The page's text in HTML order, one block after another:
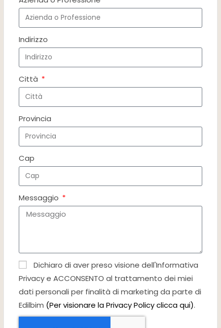
Indirizzo
Città
Provincia
Cap
Messaggio
Dichiaro di aver preso visione dell'Informativa
Privacy e ACCONSENTO al trattamento dei miei
dati personali per finalità di marketing da parte di
Edilbim (Per visionare la Privacy Policy clicca qui).